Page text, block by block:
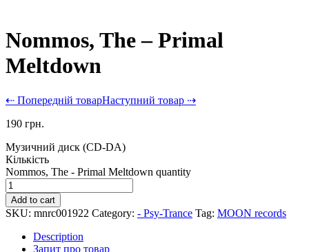
Nommos, The – Primal
Meltdown
⇠ Попередній товарНаступний товар ⇢
190 грн.
Музичний диск (CD-DA)
Кількість
Nommos, The - Primal Meltdown quantity
Add to cart
SKU: mnrc001922 Category: - Psy-Trance Tag: MOON records
Description
Запит про товар